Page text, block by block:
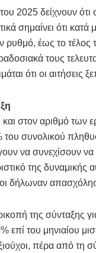
2025 δείχνουν ότι
σημαίνει ότι
έως το τέλος
τους
ότι οι αιτήσεις
στον αριθμό των
συνολικού
να συνεχίσουν να
της δυναμικής
δήλωναν
της σύνταξης
επί του μηνιαίου
πέρα από τη